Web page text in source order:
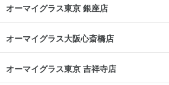
オーマイグラス東京 銀座店
オーマイグラス大阪心斎橋店
オーマイグラス東京 吉祥寺店